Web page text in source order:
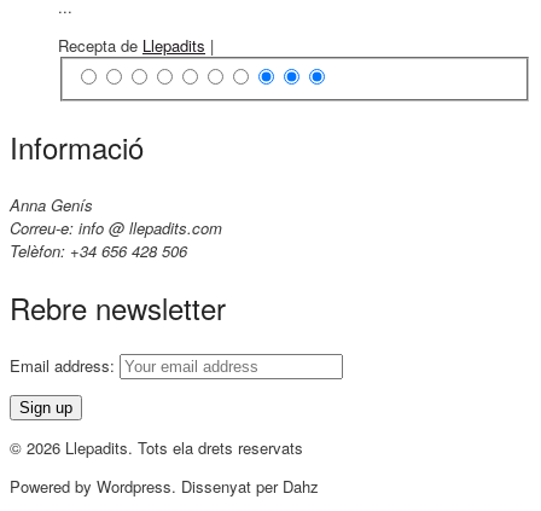
...
Recepta de Llepadits |
Informació
Anna Genís
Correu-e: info @ llepadits.com
Telèfon: +34 656 428 506
Rebre newsletter
Email address:
© 2026 Llepadits. Tots ela drets reservats
Powered by Wordpress. Dissenyat per Dahz